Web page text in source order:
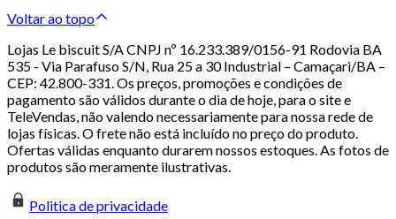
Voltar ao topo
Lojas Le biscuit S/A CNPJ nº 16.233.389/0156-91 Rodovia BA
535 - Via Parafuso S/N, Rua 25 a 30 Industrial – Camaçari/BA –
CEP: 42.800-331. Os preços, promoções e condições de
pagamento são válidos durante o dia de hoje, para o site e
TeleVendas, não valendo necessariamente para nossa rede de
lojas físicas. O frete não está incluído no preço do produto.
Ofertas válidas enquanto durarem nossos estoques. As fotos de
produtos são meramente ilustrativas.
Politica de privacidade